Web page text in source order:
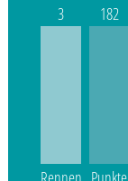
3 182